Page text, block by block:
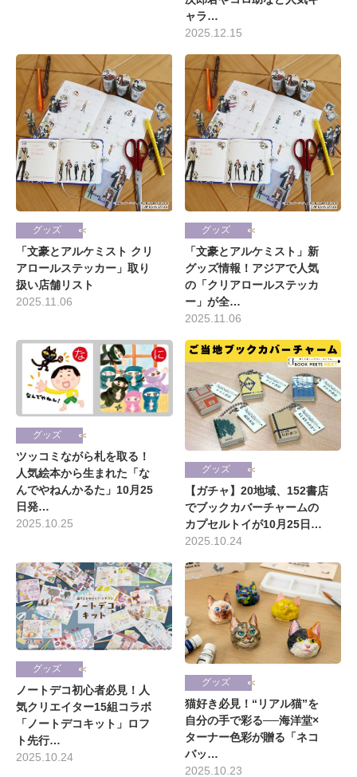
ャラ…
2025.12.15
グッズ
「文豪とアルケミスト クリ
アロールステッカー」取り
扱い店舗リスト
2025.11.06
グッズ
「文豪とアルケミスト」新
グッズ情報！アジアで人気
の「クリアロールステッカ
ー」が全…
2025.11.06
グッズ
ツッコミながら札を取る！
人気絵本から生まれた「な
んでやねんかるた」10月25
日発…
2025.10.25
グッズ
【ガチャ】20地域、152書店
でブックカバーチャームの
カプセルトイが10月25日…
2025.10.24
グッズ
ノートデコ初心者必見！人
気クリエイター15組コラボ
「ノートデコキット」ロフ
ト先行…
2025.10.24
グッズ
猫好き必見！“リアル猫”を
自分の手で彩る──海洋堂×
ターナー色彩が贈る「ネコ
バッ…
2025.10.23